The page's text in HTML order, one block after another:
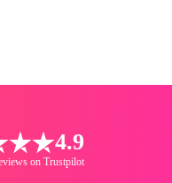
4.9
on Trustpilot